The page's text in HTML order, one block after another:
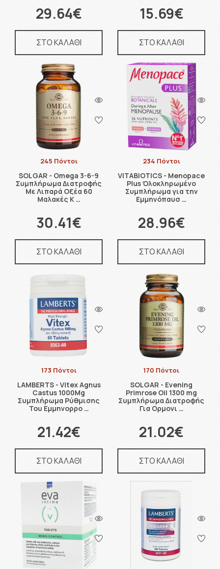
29.64€
ΣΤΟ ΚΑΛΑΘΙ
15.69€
ΣΤΟ ΚΑΛΑΘΙ
245 Πόντοι
SOLGAR - Omega 3-6-9
Συμπλήρωμα Διατροφής
Με Λιπαρά Οξέα 60
Μαλακές Κ …
30.41€
ΣΤΟ ΚΑΛΑΘΙ
234 Πόντοι
VITABIOTICS - Menopace
Plus Όλοκληρωμένο
Συμπλήρωμα για την
Εμμηνόπαυσ …
28.96€
ΣΤΟ ΚΑΛΑΘΙ
173 Πόντοι
LAMBERTS - Vitex Agnus
Castus 1000Mg
Συμπλήρωμα Ρύθμισης
Του Εμμηνορρο …
21.42€
ΣΤΟ ΚΑΛΑΘΙ
170 Πόντοι
SOLGAR - Evening
Primrose Oil 1300 mg
Συμπλήρωμα Διατροφής
Για Ορμονι …
21.02€
ΣΤΟ ΚΑΛΑΘΙ